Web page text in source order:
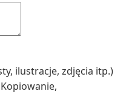
ilustracje, zdjęcia itp.)